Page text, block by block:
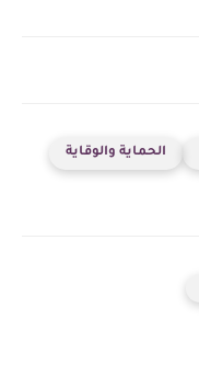
الحماية والوقاية